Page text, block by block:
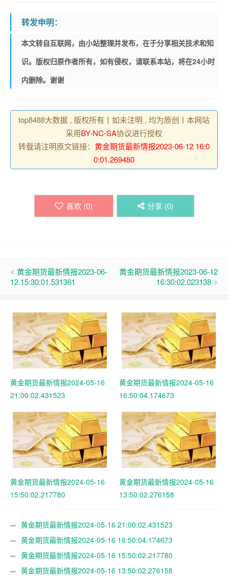
转发申明：
本文转自互联网，由小站整理并发布，在于分享相关技术和知
识。版权归原作者所有，如有侵权，请联系本站，将在24小时
内删除。谢谢
top8488大数据 , 版权所有丨如未注明 , 均为原创丨本网站
采用BY-NC-SA协议进行授权
转载请注明原文链接： 黄金期货最新情报2023-06-12 16:0
0:01.269480
喜欢 (0) 分享 (0)
黄金期货最新情报2023-06-
12 15:30:01.531361
黄金期货最新情报2023-06-12
16:30:02.023138
黄金期货最新情报2024-05-16
21:00:02.431523
黄金期货最新情报2024-05-16
16:50:04.174673
黄金期货最新情报2024-05-16
15:50:02.217780
黄金期货最新情报2024-05-16
13:50:02.276158
黄金期货最新情报2024-05-16 21:00:02.431523
黄金期货最新情报2024-05-16 16:50:04.174673
黄金期货最新情报2024-05-16 15:50:02.217780
黄金期货最新情报2024-05-16 13:50:02.276158